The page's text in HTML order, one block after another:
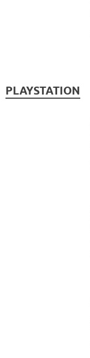
PLAYSTATION